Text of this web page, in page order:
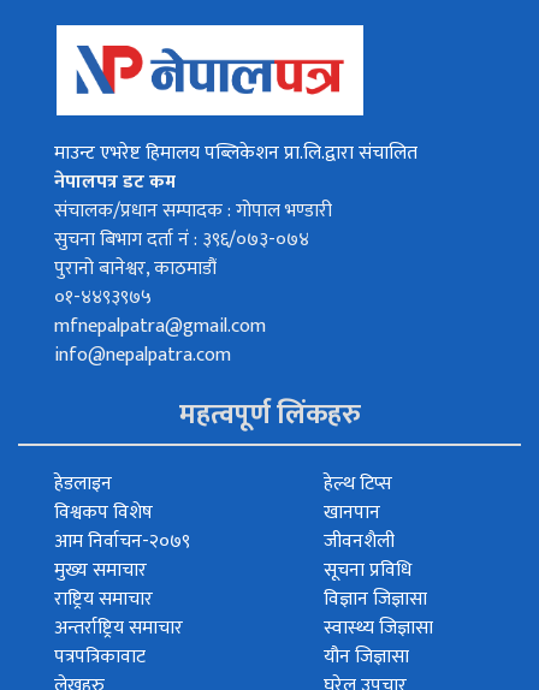
माउन्ट एभरेष्ट हिमालय पब्लिकेशन प्रा.लि.द्वारा संचालित
नेपालपत्र डट कम
संचालक/प्रधान सम्पादक : गोपाल भण्डारी
सुचना बिभाग दर्ता नं : ३९६/०७३-०७४
पुरानो बानेश्वर, काठमाडौं
०१-४४९३९७५
mfnepalpatra@gmail.com
info@nepalpatra.com
महत्वपूर्ण लिंकहरु
हेडलाइन
विश्वकप विशेष
आम निर्वाचन-२०७९
मुख्य समाचार
राष्ट्रिय समाचार
अन्तर्राष्ट्रिय समाचार
पत्रपत्रिकावाट
हेल्थ टिप्स
खानपान
जीवनशैली
सूचना प्रविधि
विज्ञान जिज्ञासा
स्वास्थ्य जिज्ञासा
यौन जिज्ञासा